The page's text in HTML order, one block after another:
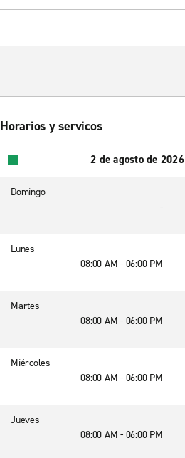
Horarios y servicos
2 de agosto de 2026
Domingo
-
Lunes
08:00 AM - 06:00 PM
Martes
08:00 AM - 06:00 PM
Miércoles
08:00 AM - 06:00 PM
Jueves
08:00 AM - 06:00 PM